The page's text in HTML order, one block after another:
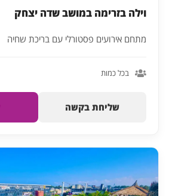
וילה בזרימה במושב שדה יצחק
מתחם אירועים פסטורלי עם בריכת שחיה
בכל כמות
שליחת בקשה